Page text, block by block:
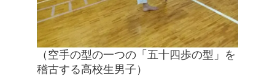
（空手の型の一つの「五十四歩の型」を
稽古する高校生男子）